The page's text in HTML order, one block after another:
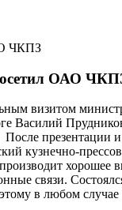
ЧКПЗ
ОАО
визитом
Василий
презентации и
кузнечно-
хорошее
связи.
в любом